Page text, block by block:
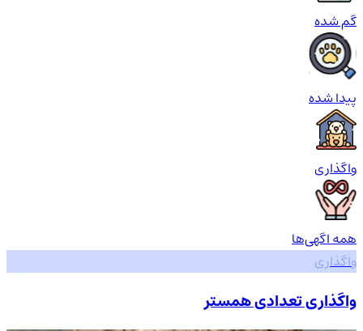
گم شده
پیدا شده
واگذاری
همه اگهی‌ها
واگذاری
واگذاری تعدادی همستر